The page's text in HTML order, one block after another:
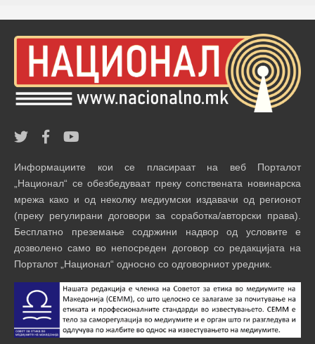
Информациите кои се пласираат на веб Порталот
„Национал“ се обезбедуваат преку сопствената новинарска
мрежа како и од неколку медиумски издавачи од регионот
(преку регулирани договори за соработка/авторски права).
Бесплатно преземање содржини надвор од условите е
дозволено само во непосреден договор со редакцијата на
Порталот „Национал“ односно со одговорниот уредник.